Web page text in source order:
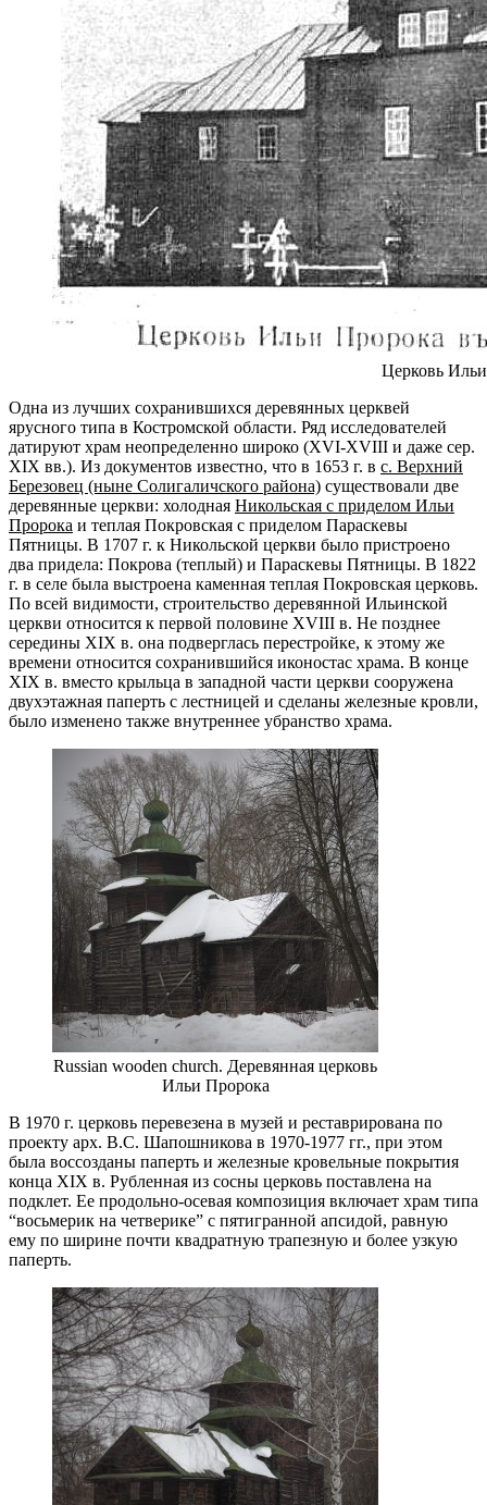
Церковь
Одна из лучших сохранившихся деревянных церквей
ярусного типа в Костромской области. Ряд исследователей
датируют храм неопределенно широко (ХVI-ХVIII и даже сер.
XIX вв.). Из документов известно, что в 1653 г. в с. Верхний
Березовец (ныне Солигаличского района) существовали две
деревянные церкви: холодная Никольская с приделом Ильи
Пророка и теплая Покровская с приделом Параскевы
Пятницы. В 1707 г. к Никольской церкви было пристроено
два придела: Покрова (теплый) и Параскевы Пятницы. В 1822
г. в селе была выстроена каменная теплая Покровская церковь.
По всей видимости, строительство деревянной Ильинской
церкви относится к первой половине XVIII в. Не позднее
середины XIX в. она подверглась перестройке, к этому же
времени относится сохранившийся иконостас храма. В конце
ХIХ в. вместо крыльца в западной части церкви сооружена
двухэтажная паперть с лестницей и сделаны железные кровли,
было изменено также внутреннее убранство храма.
Russian wooden church. Деревянная церковь
Ильи Пророка
В 1970 г. церковь перевезена в музей и реставрирована по
проекту арх. В.С. Шапошникова в 1970-1977 гг., при этом
была воссозданы паперть и железные кровельные покрытия
конца XIX в. Рубленная из сосны церковь поставлена на
подклет. Ее продольно-осевая композиция включает храм типа
“восьмерик на четверике” с пятигранной апсидой, равную
ему по ширине почти квадратную трапезную и более узкую
паперть.